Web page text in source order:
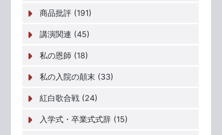
商品批評 (191)
講演関連 (45)
私の恩師 (18)
私の入院の顛末 (33)
紅白歌合戦 (24)
入学式・卒業式式辞 (15)